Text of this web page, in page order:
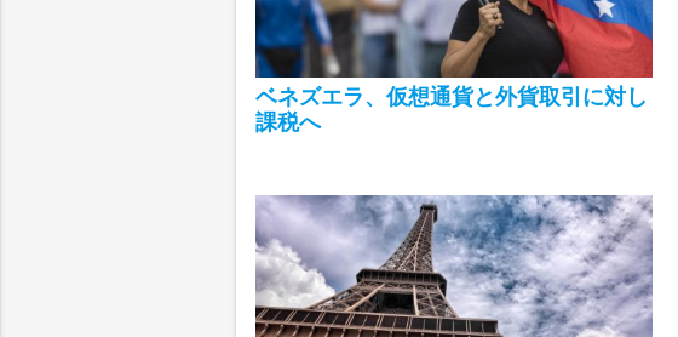
ベネズエラ、仮想通貨と外貨取引に対し
課税へ